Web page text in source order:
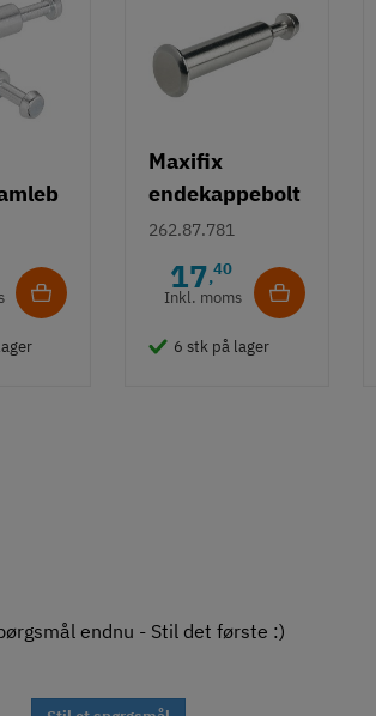
-
Maxifix
endekappebolt
262.87.781
17,40
Inkl. moms
6 stk på lager
endnu - Stil det første :)